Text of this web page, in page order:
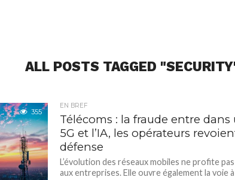
ALL POSTS TAGGED
355
EN BREF
Télécoms : la fraude entre
5G et l’IA, les opérateurs
défense
L’évolution des réseaux mobiles ne profite
aux entreprises. Elle ouvre également la voie